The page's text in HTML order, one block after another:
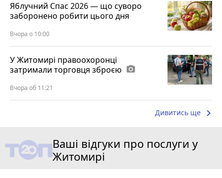
Яблучний Спас 2026 — що суворо
заборонено робити цього дня
Вчора о 10:00
У Житомирі правоохоронці
затримали торговця зброєю photo_camera
Вчора об 11:21
Дивитись ще keyboard_arrow_right
Ваші відгуки про послуги у
Житомирі